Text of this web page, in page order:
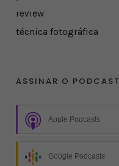
review
técnica fotográfica
ASSINAR O PODCAST
Apple Podcasts
Google Podcasts